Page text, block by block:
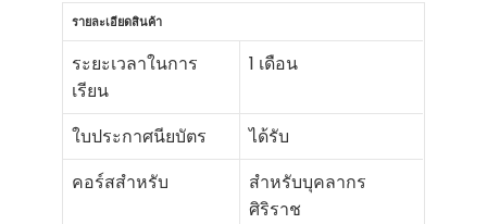
รายละเอียดสินค้า
ระยะเวลาในการ
เรียน
1 เดือน
ใบประกาศนียบัตร
ได้รับ
คอร์สสำหรับ
สำหรับบุคลากร
ศิริราช